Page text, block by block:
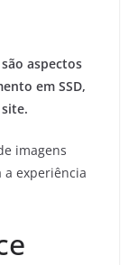
aspectos
em SSD,
imagens
experiência